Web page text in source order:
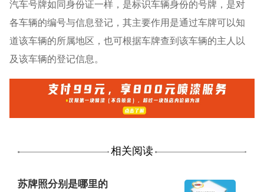
汽车号牌如同身份证一样，是标识车辆身份的号牌，是对
各车辆的编号与信息登记，其主要作用是通过车牌可以知
道该车辆的所属地区，也可根据车牌查到该车辆的主人以
及该车辆的登记信息。
相关阅读
苏牌照分别是哪里的